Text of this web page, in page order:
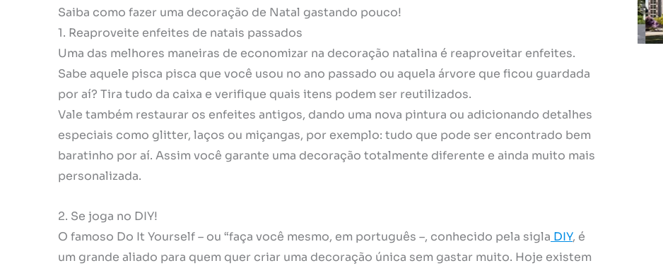
Saiba como fazer uma decoração de Natal gastando pouco!
1. Reaproveite enfeites de natais passados
Uma das melhores maneiras de economizar na decoração natalina é reaproveitar enfeites.
Sabe aquele pisca pisca que você usou no ano passado ou aquela árvore que ficou guardada
por aí? Tira tudo da caixa e verifique quais itens podem ser reutilizados.
Vale também restaurar os enfeites antigos, dando uma nova pintura ou adicionando detalhes
especiais como glitter, laços ou miçangas, por exemplo: tudo que pode ser encontrado bem
baratinho por aí. Assim você garante uma decoração totalmente diferente e ainda muito mais
personalizada.
2. Se joga no DIY!
O famoso Do It Yourself – ou “faça você mesmo, em português –, conhecido pela sigla DIY, é
um grande aliado para quem quer criar uma decoração única sem gastar muito. Hoje existem